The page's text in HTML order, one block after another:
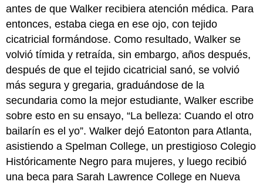
antes de que Walker recibiera atención médica. Para
entonces, estaba ciega en ese ojo, con tejido
cicatricial formándose. Como resultado, Walker se
volvió tímida y retraída, sin embargo, años después,
después de que el tejido cicatricial sanó, se volvió
más segura y gregaria, graduándose de la
secundaria como la mejor estudiante, Walker escribe
sobre esto en su ensayo, “La belleza: Cuando el otro
bailarín es el yo”. Walker dejó Eatonton para Atlanta,
asistiendo a Spelman College, un prestigioso Colegio
Históricamente Negro para mujeres, y luego recibió
una beca para Sarah Lawrence College en Nueva